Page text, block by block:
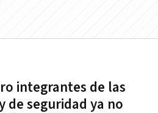
integrantes de las
de seguridad ya no